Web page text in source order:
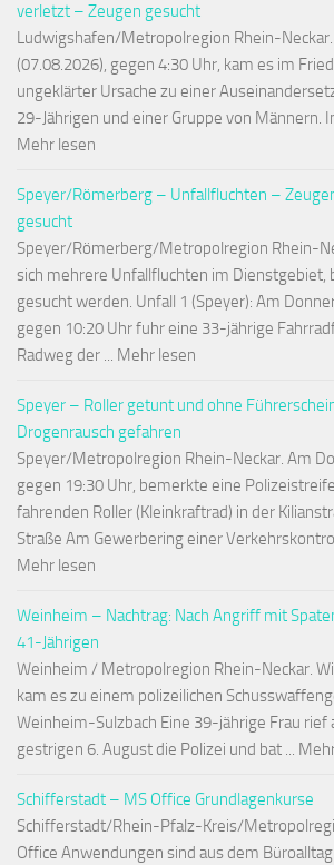
verletzt – Zeugen gesucht
Ludwigshafen/Metropolregion Rhein-
(07.08.2026), gegen 4:30 Uhr, kam es im
ungeklärter Ursache zu einer
29-Jährigen und einer Gruppe von Männern.
Mehr lesen
Speyer/Römerberg – Unfallfluchten –
gesucht
Speyer/Römerberg/Metropolregion Rhein-
sich mehrere Unfallfluchten im Dienstgebiet,
gesucht werden. Unfall 1 (Speyer): Am
gegen 10:20 Uhr fuhr eine 33-jährige
Radweg der ... Mehr lesen
Speyer – Roller getunt und ohne
Drogenrausch gefahren
Speyer/Metropolregion Rhein-Neckar. Am
gegen 19:30 Uhr, bemerkte eine
fahrenden Roller (Kleinkraftrad) in der
Straße Am Gewerbering einer
Mehr lesen
Weinheim – Nachtrag: Nach Angriff mit
41-Jährigen
Weinheim / Metropolregion Rhein-Neckar.
kam es zu einem polizeilichen
Weinheim-Sulzbach Eine 39-jährige Frau rief
gestrigen 6. August die Polizei und bat ...
Schifferstadt – MS Office Grundlagenkurse
Schifferstadt/Rhein-Pfalz-Kreis/
Office Anwendungen sind aus dem